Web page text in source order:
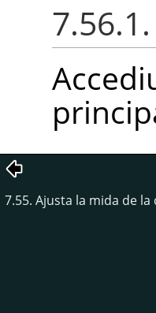
7.55. Ajusta la mida de la